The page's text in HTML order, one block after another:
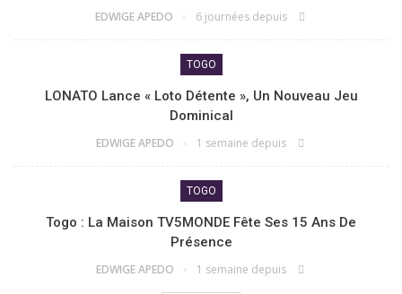
EDWIGE APEDO 6 journées depuis
TOGO
LONATO Lance « Loto Détente », Un Nouveau Jeu
Dominical
EDWIGE APEDO 1 semaine depuis
TOGO
Togo : La Maison TV5MONDE Fête Ses 15 Ans De
Présence
EDWIGE APEDO 1 semaine depuis